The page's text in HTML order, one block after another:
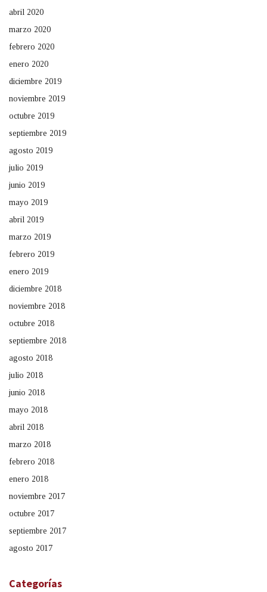
abril 2020
marzo 2020
febrero 2020
enero 2020
diciembre 2019
noviembre 2019
octubre 2019
septiembre 2019
agosto 2019
julio 2019
junio 2019
mayo 2019
abril 2019
marzo 2019
febrero 2019
enero 2019
diciembre 2018
noviembre 2018
octubre 2018
septiembre 2018
agosto 2018
julio 2018
junio 2018
mayo 2018
abril 2018
marzo 2018
febrero 2018
enero 2018
noviembre 2017
octubre 2017
septiembre 2017
agosto 2017
Categorías